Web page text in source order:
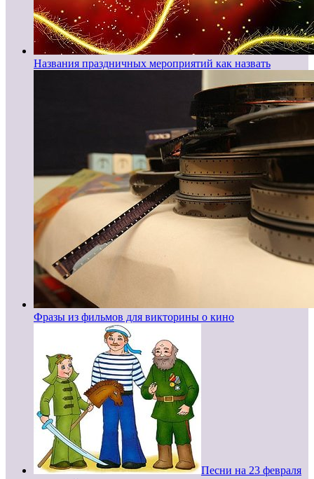
Названия праздничных мероприятий как назвать
Фразы из фильмов для викторины о кино
Песни на 23 февраля